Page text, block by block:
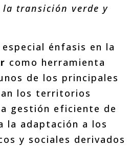
la transición verde y
énfasis en la
como herramienta
de los principales
los territorios
gestión eficiente de
la adaptación a los
y sociales derivados